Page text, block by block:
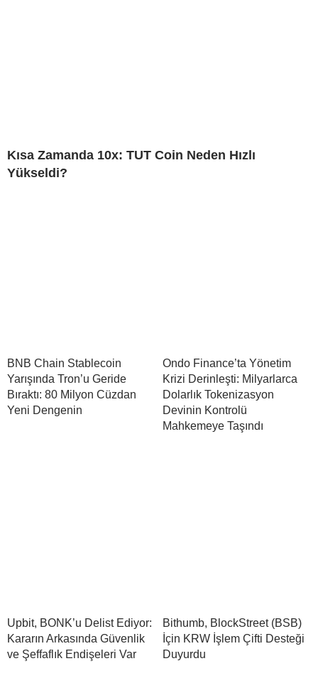
Kısa Zamanda 10x: TUT Coin Neden Hızlı
Yükseldi?
BNB Chain Stablecoin
Yarışında Tron’u Geride
Bıraktı: 80 Milyon Cüzdan
Yeni Dengenin
Ondo Finance’ta Yönetim
Krizi Derinleşti: Milyarlarca
Dolarlık Tokenizasyon
Devinin Kontrolü
Mahkemeye Taşındı
Upbit, BONK’u Delist Ediyor:
Kararın Arkasında Güvenlik
ve Şeffaflık Endişeleri Var
Bithumb, BlockStreet (BSB)
İçin KRW İşlem Çifti Desteği
Duyurdu